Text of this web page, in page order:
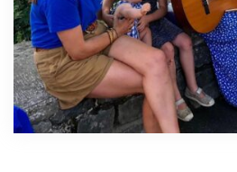
LILLE 21 JUIN 2025